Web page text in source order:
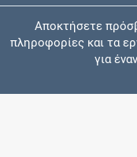
Αποκτήσετε
πληροφορίες και τα
για